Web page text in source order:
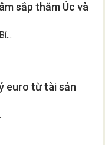
sắp thăm Úc và
euro từ tài sản